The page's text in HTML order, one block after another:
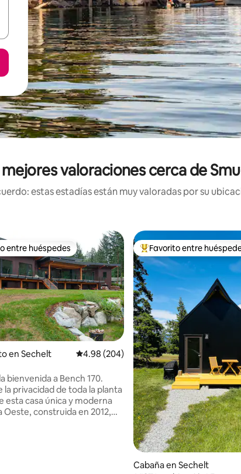
valoraciones cerca de
estas estadías están muy valoradas por su
de 5, 143 reseñas
huéspedes preferido
entre huéspedes
en Sechelt Calificación promedio: 4.98 de 5, 204
4.98 (204)
bienvenida a Bench 170.
la privacidad de toda la planta
esta casa única y moderna
Oeste, construida en 2012,
Favorito entre huéspedes
Favorito entre
Cabaña en Sechelt